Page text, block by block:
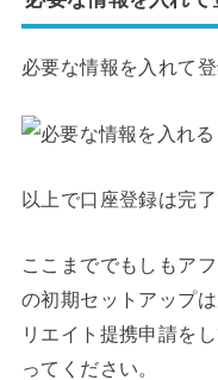
必要な情報を入れて登
以上で口座登録は完了
ここまででもしもア
の初期セットアップ
リエイト提携申請を
ってください。